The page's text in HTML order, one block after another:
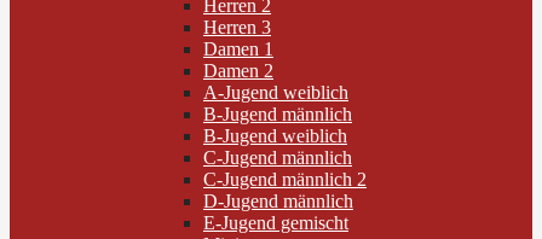
Herren 2
Herren 3
Damen 1
Damen 2
A-Jugend weiblich
B-Jugend männlich
B-Jugend weiblich
C-Jugend männlich
C-Jugend männlich 2
D-Jugend männlich
E-Jugend gemischt